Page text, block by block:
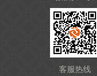
客服热线